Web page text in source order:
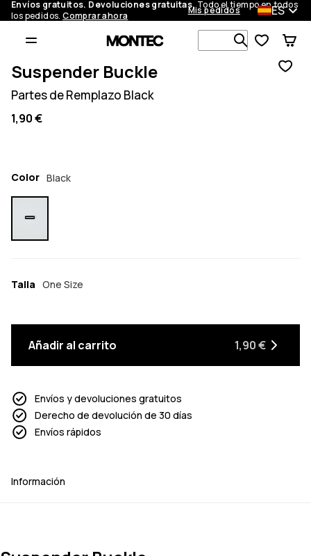
Envíos gratuitos. Devoluciones gratuitas.Todo el tiempo en todos
los pedidos.Comprar ahora Mis pedidos ES
Busca en
Suspender Buckle
Partes de Remplazo Black
1,90 €
Color Black
Talla One Size
Añadir al carrito 1,90 €
Envíos y devoluciones gratuitos
Derecho de devolución de 30 días
Envíos rápidos
Información